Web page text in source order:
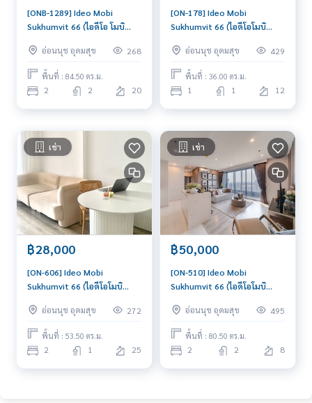
[ONB-1289] Ideo Mobi
Sukhumvit 66 (ไอดีโอ โมบิ
เช่า 2 ห้องนอน ใกล้อุดมสุข คอน
โดอยู่สบาย
อ่อนนุช อุดมสุข 268
พื้นที่ : 84.50 ตร.ม.
2 2 20
[ON-178] Ideo Mobi
Sukhumvit 66 (ไอดีโอโมบิ
เช่า 1 ห้องนอน ใกล้อุดมสุข
พร้อมเข้าอยู่ ด่วน!
อ่อนนุช อุดมสุข 429
พื้นที่ : 36.00 ตร.ม.
1 1 12
เช่า
฿28,000
[ON-606] Ideo Mobi
Sukhumvit 66 (ไอดีโอโมบิ
เช่า 2 ห้องนอน ใกล้อุดมสุข
พร้อมเข้าอยู่ทันที นัดดูห้องได้
เลย
อ่อนนุช อุดมสุข 272
พื้นที่ : 53.50 ตร.ม.
2 1 25
เช่า
฿50,000
[ON-510] Ideo Mobi
Sukhumvit 66 (ไอดีโอโมบิ
เช่า 2 ห้องนอน ใกล้อุดมสุข คอน
โดพร้อมเข้าอยู่
อ่อนนุช อุดมสุข 495
พื้นที่ : 80.50 ตร.ม.
2 2 8